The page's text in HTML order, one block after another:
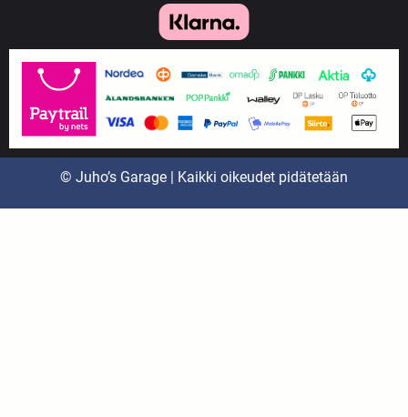
© Juho’s Garage | Kaikki oikeudet pidätetään